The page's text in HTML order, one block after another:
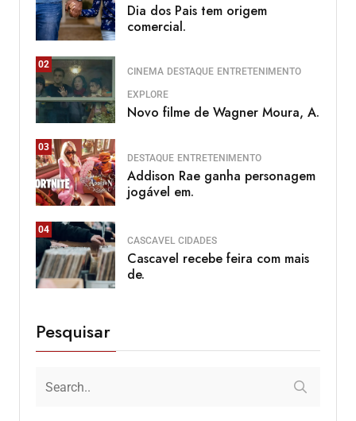
Dia dos Pais tem origem
comercial.
02
CINEMA DESTAQUE ENTRETENIMENTO
EXPLORE
Novo filme de Wagner Moura, A.
03
DESTAQUE ENTRETENIMENTO
Addison Rae ganha personagem
jogável em.
04
CASCAVEL CIDADES
Cascavel recebe feira com mais
de.
Pesquisar